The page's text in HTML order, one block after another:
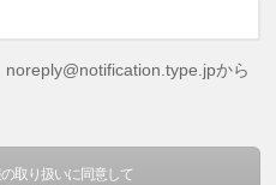
noreply@notification.type.jpから
取り扱いに同意して